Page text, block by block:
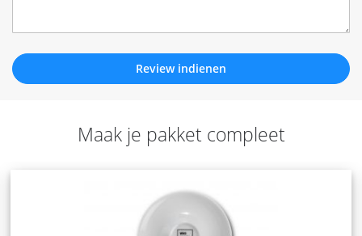
Review indienen
Maak je pakket compleet